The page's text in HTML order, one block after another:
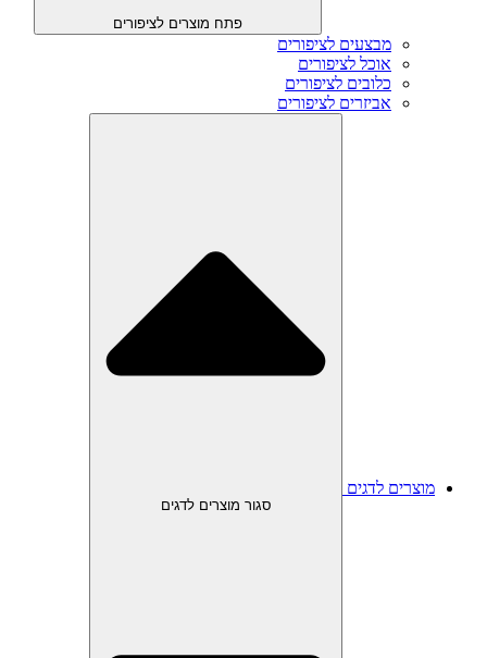
פתח מוצרים לציפורים
מבצעים לציפורים
אוכל לציפורים
כלובים לציפורים
אביזרים לציפורים
מוצרים לדגים
סגור מוצרים לדגים